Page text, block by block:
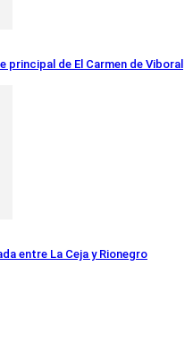
principal de El Carmen de Viboral
entre La Ceja y Rionegro